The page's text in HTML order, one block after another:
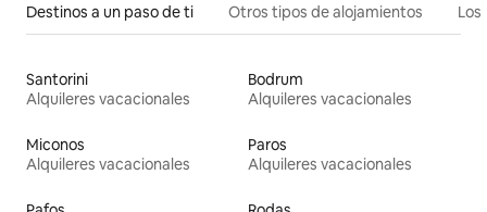
Destinos a un paso de ti Otros tipos de alojamientos
Santorini
Alquileres vacacionales
Bodrum
Alquileres vacacionales
Miconos
Alquileres vacacionales
Paros
Alquileres vacacionales